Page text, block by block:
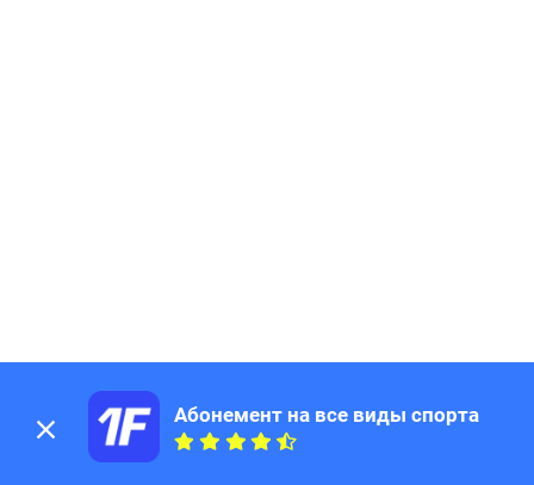
Абонемент на все виды спорта